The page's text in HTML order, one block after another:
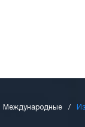
Международные